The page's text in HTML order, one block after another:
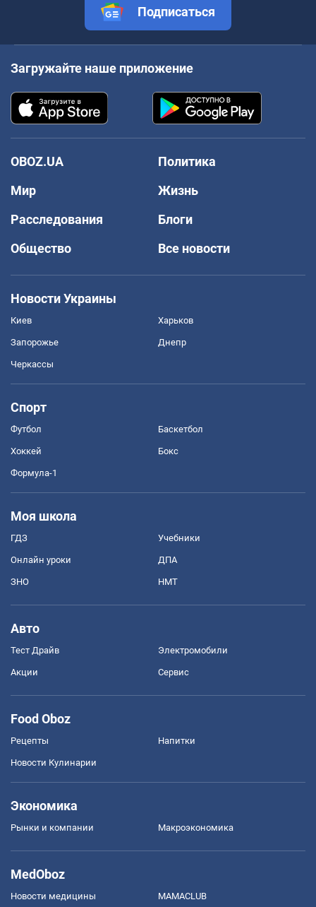
Подписаться
Загружайте наше приложение
OBOZ.UA
Политика
Мир
Жизнь
Расследования
Блоги
Общество
Все новости
Новости Украины
Киев Харьков
Запорожье Днепр
Черкассы
Спорт
Футбол Баскетбол
Хоккей Бокс
Формула-1
Моя школа
ГДЗ Учебники
Онлайн уроки ДПА
ЗНО НМТ
Авто
Тест Драйв Электромобили
Акции Сервис
Food Oboz
Рецепты Напитки
Новости Кулинарии
Экономика
Рынки и компании Mакроэкономика
MedOboz
Новости медицины MAMACLUB